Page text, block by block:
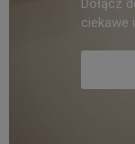
Dołącz
ciekawe